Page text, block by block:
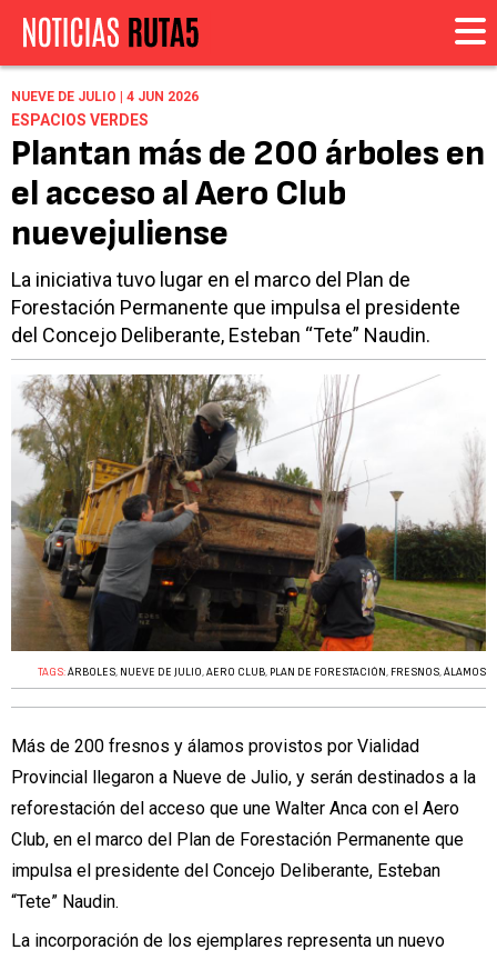
NUEVE DE JULIO | 4 JUN 2026
ESPACIOS VERDES
Plantan más de 200 árboles en
el acceso al Aero Club
nuevejuliense
La iniciativa tuvo lugar en el marco del Plan de
Forestación Permanente que impulsa el presidente
del Concejo Deliberante, Esteban “Tete” Naudin.
TAGS:ÁRBOLES, NUEVE DE JULIO,AERO CLUB, PLAN DE FORESTACIÓN, FRESNOS,ÁLAMOS
Más de 200 fresnos y álamos provistos por Vialidad
Provincial llegaron a Nueve de Julio, y serán destinados a la
reforestación del acceso que une Walter Anca con el Aero
Club, en el marco del Plan de Forestación Permanente que
impulsa el presidente del Concejo Deliberante, Esteban
“Tete” Naudin.
La incorporación de los ejemplares representa un nuevo